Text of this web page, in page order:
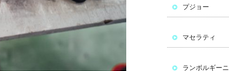
プジョー
マセラティ
ランボルギーニ